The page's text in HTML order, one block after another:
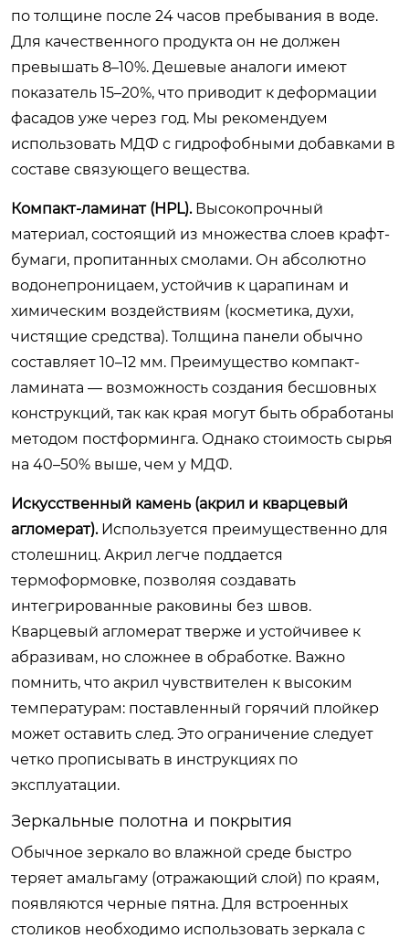
по толщине после 24 часов пребывания в воде.
Для качественного продукта он не должен
превышать 8–10%. Дешевые аналоги имеют
показатель 15–20%, что приводит к деформации
фасадов уже через год. Мы рекомендуем
использовать МДФ с гидрофобными добавками в
составе связующего вещества.
Компакт-ламинат (HPL).Высокопрочный
материал, состоящий из множества слоев крафт-
бумаги, пропитанных смолами. Он абсолютно
водонепроницаем, устойчив к царапинам и
химическим воздействиям (косметика, духи,
чистящие средства). Толщина панели обычно
составляет 10–12 мм. Преимущество компакт-
ламината — возможность создания бесшовных
конструкций, так как края могут быть обработаны
методом постформинга. Однако стоимость сырья
на 40–50% выше, чем у МДФ.
Искусственный камень (акрил и кварцевый
агломерат).Используется преимущественно для
столешниц. Акрил легче поддается
термоформовке, позволяя создавать
интегрированные раковины без швов.
Кварцевый агломерат тверже и устойчивее к
абразивам, но сложнее в обработке. Важно
помнить, что акрил чувствителен к высоким
температурам: поставленный горячий плойкер
может оставить след. Это ограничение следует
четко прописывать в инструкциях по
эксплуатации.
Зеркальные полотна и покрытия
Обычное зеркало во влажной среде быстро
теряет амальгаму (отражающий слой) по краям,
появляются черные пятна. Для встроенных
столиков необходимо использовать зеркала с